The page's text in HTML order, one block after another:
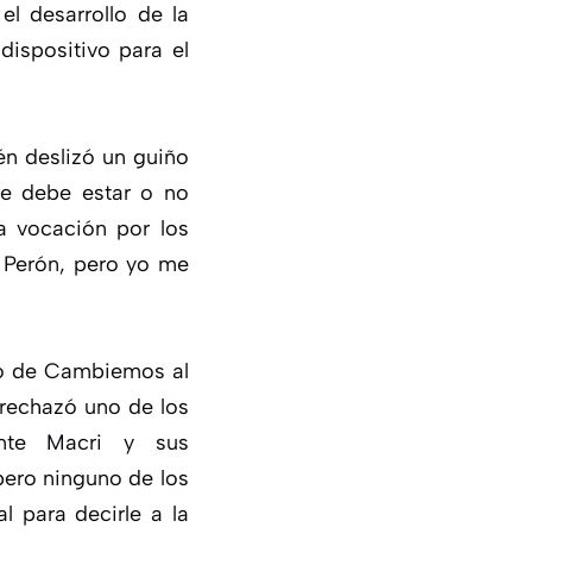
desarrollo de la
para el
deslizó un guiño
debe estar o no
vocación por los
pero yo me
de Cambiemos al
uno de los
Macri y sus
ninguno de los
para decirle a la